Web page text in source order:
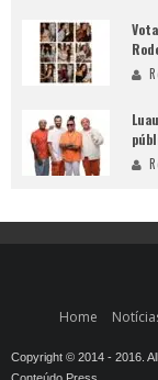
Home
Copyright © 2014 - 2016.